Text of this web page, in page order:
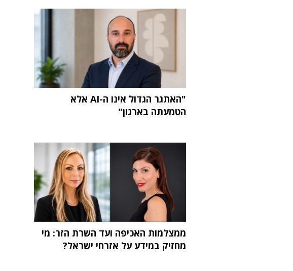
"האתגר הגדול אינו ה-AI אלא
הטמעתה בארגון"
ממצלמות האכיפה ועד השרת הזר: מי
מחזיק במידע על אזרחי ישראל?